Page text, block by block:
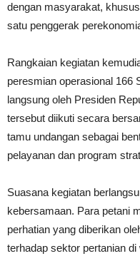
dengan masyarakat,
satu penggerak
Rangkaian kegiatan
peresmian operasional 166
langsung oleh Presiden
tersebut diikuti secara
tamu undangan sebagai
pelayanan dan program
Suasana kegiatan
kebersamaan. Para petani
perhatian yang diberikan
terhadap sektor pertanian